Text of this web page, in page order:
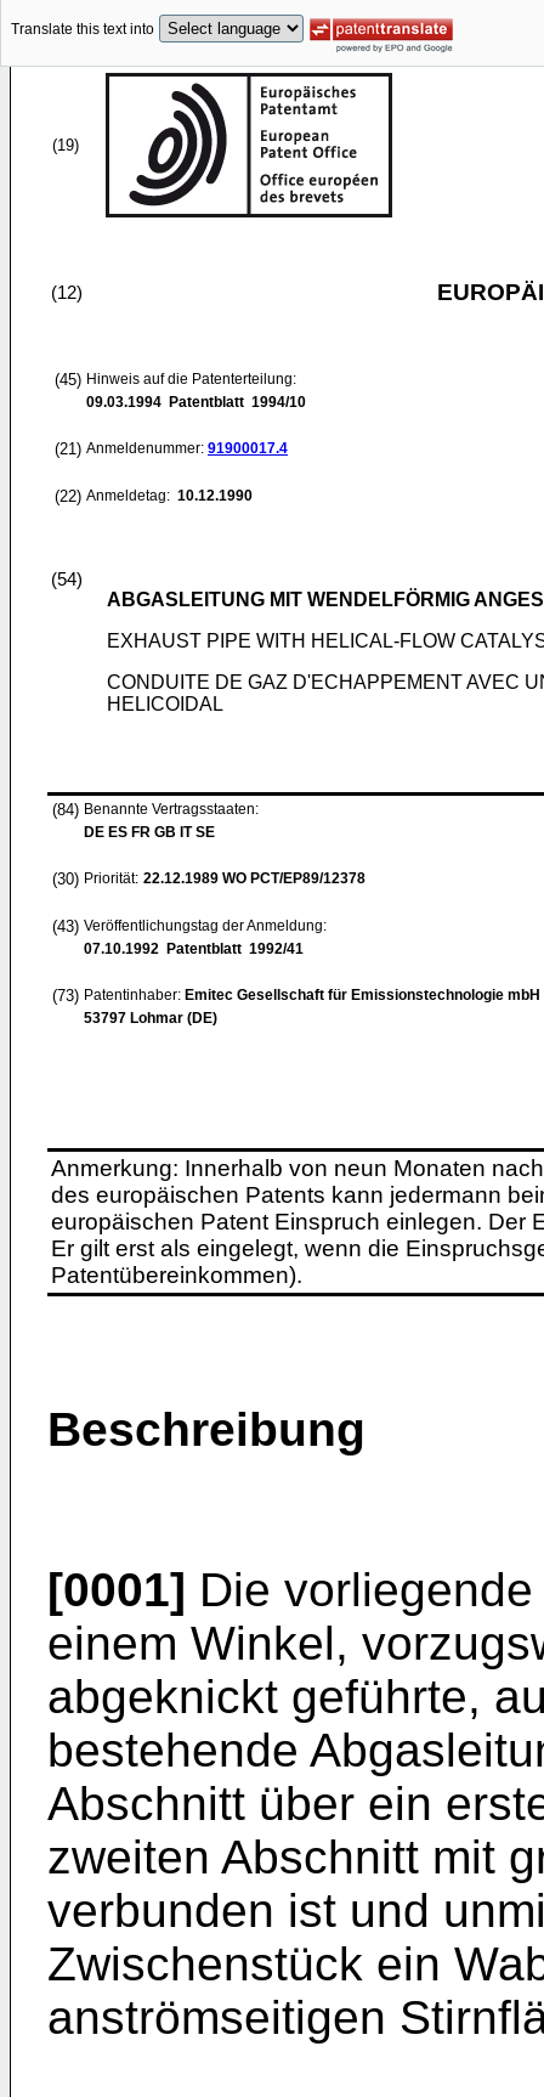
Translate this text into
(19)
(12)
(45) Hinweis auf die Patenterteilung:
09.03.1994 Patentblatt 1994/10
(21) Anmeldenummer: 91900017.4
(22) Anmeldetag: 10.12.1990
(54)
ABGASLEITUNG MIT WENDELFÖRMIG
EXHAUST PIPE WITH HELICAL-FLOW
CONDUITE DE GAZ D'ECHAPPEMENT AVEC
HELICOIDAL
(84) Benannte Vertragsstaaten:
DE ES FR GB IT SE
(30) Priorität: 22.12.1989 WO PCT/EP89/12378
(43) Veröffentlichungstag der Anmeldung:
07.10.1992 Patentblatt 1992/41
(73) Patentinhaber: Emitec Gesellschaft für Emissionstechnologie mbH
53797 Lohmar (DE)
Anmerkung: Innerhalb von neun Monaten
des europäischen Patents kann jedermann
europäischen Patent Einspruch einlegen. Der
Er gilt erst als eingelegt, wenn die
Patentübereinkommen).
Beschreibung
[0001] Die
einem Winkel,
abgeknickt geführte,
bestehende
Abschnitt über ein
zweiten Abschnitt mit
verbunden ist und
Zwischenstück ein
anströmseitigen